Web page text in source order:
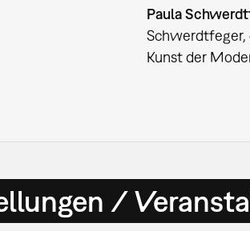
Paula
Schwerdtfeger,
Kunst der
/